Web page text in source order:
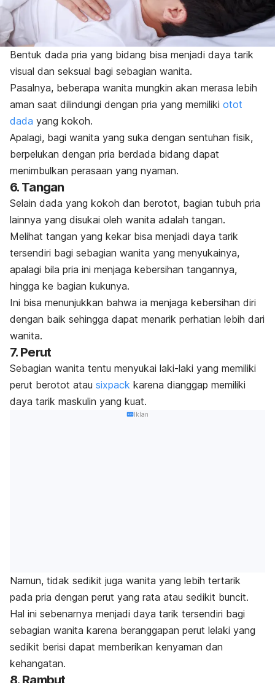
Bentuk dada pria yang bidang bisa menjadi daya tarik
visual dan seksual bagi sebagian wanita.
Pasalnya, beberapa wanita mungkin akan merasa lebih
aman saat dilindungi dengan pria yang memiliki otot
dada yang kokoh.
Apalagi, bagi wanita yang suka dengan sentuhan fisik,
berpelukan dengan pria berdada bidang dapat
menimbulkan perasaan yang nyaman.
6. Tangan
Selain dada yang kokoh dan berotot, bagian tubuh pria
lainnya yang disukai oleh wanita adalah tangan.
Melihat tangan yang kekar bisa menjadi daya tarik
tersendiri bagi sebagian wanita yang menyukainya,
apalagi bila pria ini menjaga kebersihan tangannya,
hingga ke bagian kukunya.
Ini bisa menunjukkan bahwa ia menjaga kebersihan diri
dengan baik sehingga dapat menarik perhatian lebih dari
wanita.
7. Perut
Sebagian wanita tentu menyukai laki-laki yang memiliki
perut berotot atau sixpack karena dianggap memiliki
daya tarik maskulin yang kuat.
Iklan
Namun, tidak sedikit juga wanita yang lebih tertarik
pada pria dengan perut yang rata atau sedikit buncit.
Hal ini sebenarnya menjadi daya tarik tersendiri bagi
sebagian wanita karena beranggapan perut lelaki yang
sedikit berisi dapat memberikan kenyaman dan
kehangatan.